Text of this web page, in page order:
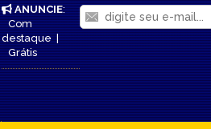
ANUNCIE:
Com
destaque|
Grátis